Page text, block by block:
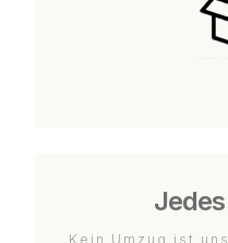
Kein Umzug ist